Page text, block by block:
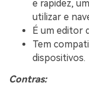
e rapidez,
utilizar e
É um editor
Tem
dispositivos.
Contras: